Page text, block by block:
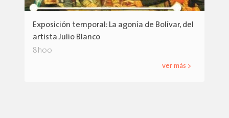
Exposición temporal: La agonía de Bolívar, del
artista Julio Blanco
8h00
ver más >